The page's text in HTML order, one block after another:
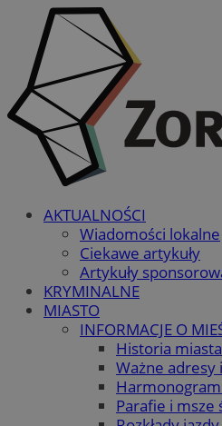
AKTUALNOŚCI
Wiadomości lokalne
Ciekawe artykuły
Artykuły
KRYMINALNE
MIASTO
INFORMACJE O
Historia miasta
Ważne
Parafie i msze